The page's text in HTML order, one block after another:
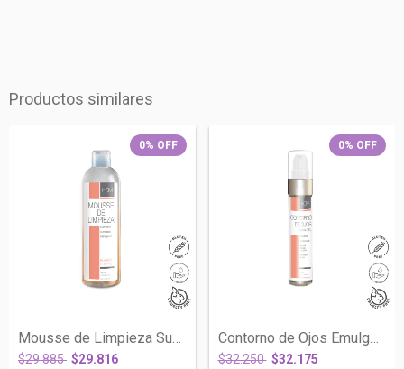
Productos similares
0% OFF
$29.885 $29.816
0% OFF
$32.250 $32.175